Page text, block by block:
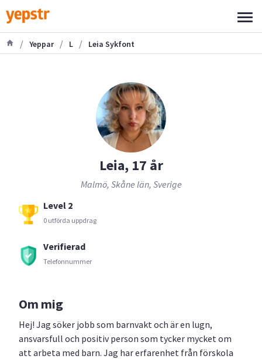
/ Yeppar / L / Leia Sykfont
Leia, 17 år
Malmö, Skåne län, Sverige
Level 2
0 utförda uppdrag
Verifierad
Telefonnummer
Om mig
Hej! Jag söker jobb som barnvakt och är en lugn,
ansvarsfull och positiv person som tycker mycket om
att arbeta med barn. Jag har erfarenhet från förskola